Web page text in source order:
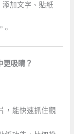
加文字、貼紙
更吸睛？
，能快速抓住觀